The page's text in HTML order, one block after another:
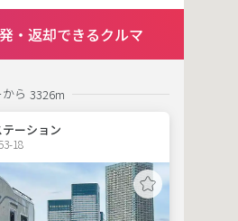
・返却できるクルマ
ら 3326m
ーション
18